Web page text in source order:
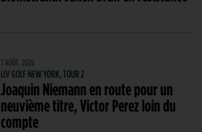
7 AOÛT. 2026
LIV GOLF NEW YORK, TOUR 2
Joaquin Niemann en route pour un
neuvième titre, Victor Perez loin du
compte